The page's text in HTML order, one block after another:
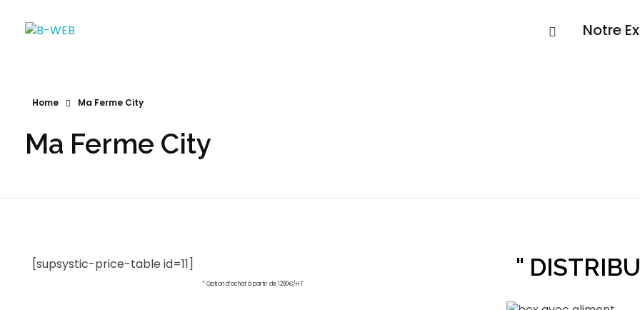
Notre
Home Ma Ferme City
Ma Ferme City
[supsystic-price-table id=11]
* Option d’achat à partir de 1290€/HT
"